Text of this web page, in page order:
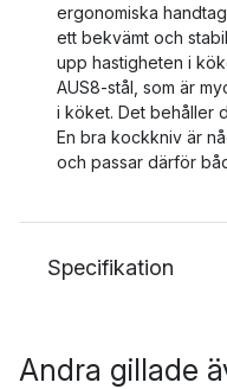
ergonomiska
ett bekvämt och
upp hastigheten i
AUS8-stål, som är
i köket. Det behåller
En bra kockkniv är
och passar därför
Specifikation
Andra gillade